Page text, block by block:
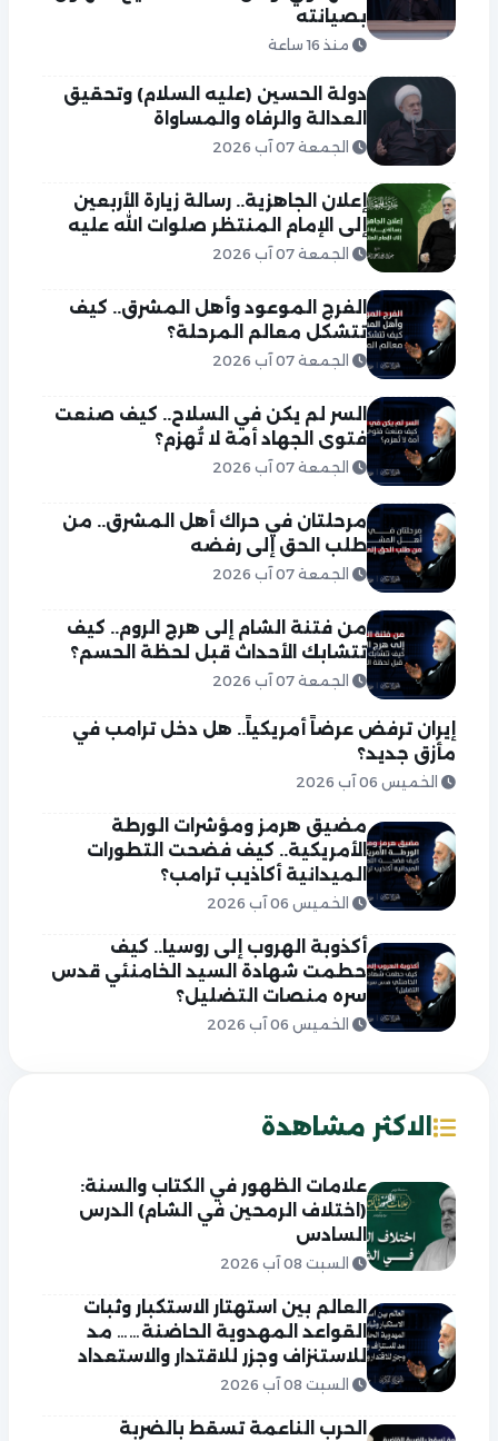
بصيانته
منذ 16 ساعة
دولة الحسين (عليه السلام) وتحقيق
العدالة والرفاه والمساواة
الجمعة 07 آب 2026
إعلان الجاهزية.. رسالة زيارة الأربعين
إلى الإمام المنتظر صلوات الله عليه
الجمعة 07 آب 2026
الفرج الموعود وأهل المشرق.. كيف
تتشكل معالم المرحلة؟
الجمعة 07 آب 2026
السر لم يكن في السلاح.. كيف صنعت
فتوى الجهاد أمة لا تُهزم؟
الجمعة 07 آب 2026
مرحلتان في حراك أهل المشرق.. من
طلب الحق إلى رفضه
الجمعة 07 آب 2026
من فتنة الشام إلى هرج الروم.. كيف
تتشابك الأحداث قبل لحظة الحسم؟
الجمعة 07 آب 2026
إيران ترفض عرضاً أمريكياً.. هل دخل ترامب في
مأزق جديد؟
الخميس 06 آب 2026
مضيق هرمز ومؤشرات الورطة
الأمريكية.. كيف فضحت التطورات
الميدانية أكاذيب ترامب؟
الخميس 06 آب 2026
أكذوبة الهروب إلى روسيا.. كيف
حطمت شهادة السيد الخامنئي قدس
سره منصات التضليل؟
الخميس 06 آب 2026
الاكثر مشاهدة
علامات الظهور في الكتاب والسنة:
(اختلاف الرمحين في الشام) الدرس
السادس
السبت 08 آب 2026
العالم بين استهتار الاستكبار وثبات
القواعد المهدوية الحاضنة…… مد
للاستنزاف وجزر للاقتدار والاستعداد
السبت 08 آب 2026
الحرب الناعمة تسقط بالضربة